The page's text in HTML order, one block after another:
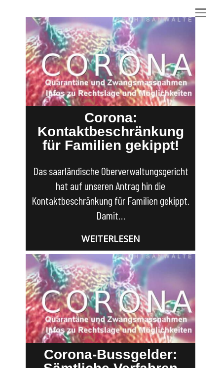
Corona:
Kontaktbeschränkung
für Familien gekippt!
Das saarländische Oberverwaltungsgericht
hat auf unseren Antrag hin die
Kontaktbeschränkung für Familien gekippt.
Damit…
WEITERLESEN
Corona-Bussgelder: